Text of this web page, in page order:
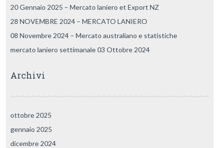
20 Gennaio 2025 – Mercato laniero et Export NZ
28 NOVEMBRE 2024 – MERCATO LANIERO
08 Novembre 2024 – Mercato australiano e statistiche
mercato laniero settimanale 03 Ottobre 2024
Archivi
ottobre 2025
gennaio 2025
dicembre 2024